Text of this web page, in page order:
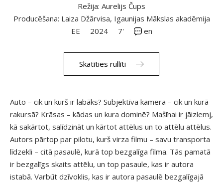
Režija: Aurelijs Čups
Producēšana: Laiza Džārvisa, Igaunijas Mākslas akadēmija
EE
2024 7' en
Skatīties rullīti
Auto – cik un kurš ir labāks? Subjektīva kamera – cik un kurā
rakursā? Krāsas – kādas un kura dominē? Mašīnai ir jāizlemj,
kā sakārtot, salīdzināt un kārtot attēlus un to attēlu attēlus.
Autors pārtop par pilotu, kurš virza filmu – savu transporta
līdzekli – citā pasaulē, kurā top bezgalīga filma. Tās pamatā
ir bezgalīgs skaits attēlu, un top pasaule, kas ir autora
istabā. Varbūt dzīvoklis, kas ir autora pasaulē bezgalīgajā